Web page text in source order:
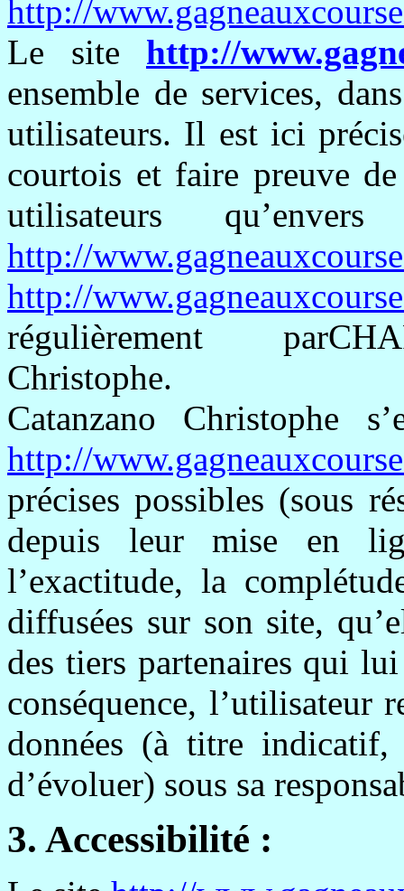
http://
Le site http://
ensemble de services,
utilisateurs. Il est ici
courtois et faire preuve
utilisateurs
http://
http://
régulièrement
Christophe.
Catanzano Christophe
http://
précises possibles (sous
depuis leur mise en
l’exactitude, la
diffusées sur son site,
des tiers partenaires qui
conséquence, l’utilisateur
données (à titre indicatif,
d’évoluer) sous sa
3. Accessibilité :